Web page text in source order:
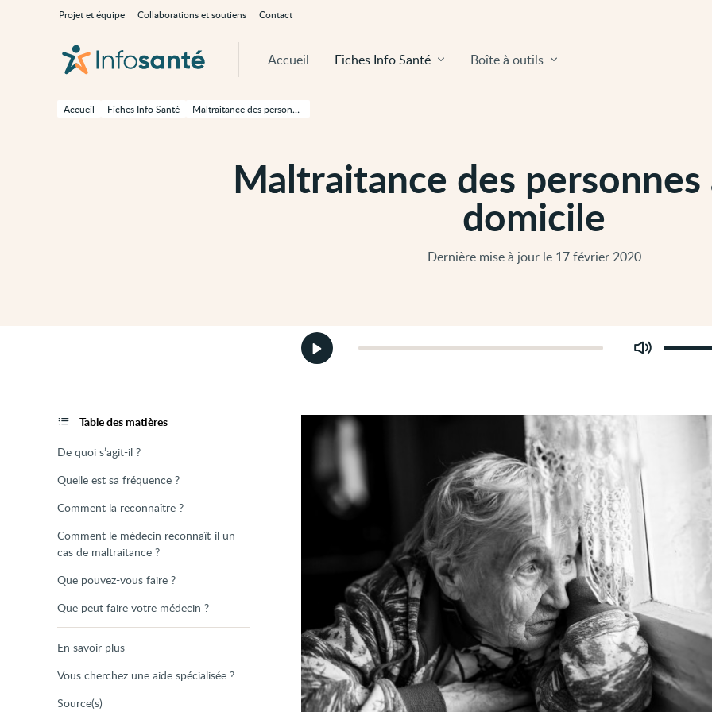
Maltraitance des personnes
domicile
Dernière mise à jour le 17 février 2020
Accueil Fiches Info Santé Maltraitance des personnes âgées à domicile
principale
Accueil Fiches Info Santé Boîte à outils
À
propos
Projet et équipe Collaborations et soutiens Contact
Démarrer
la
version
page
Modifier
volume
Table des matières
De quoi s’agit-il ?
Quelle est sa fréquence ?
Comment la reconnaître ?
Comment le médecin reconnaît-il un
cas de maltraitance ?
Que pouvez-vous faire ?
Que peut faire votre médecin ?
En savoir plus
Vous cherchez une aide spécialisée ?
Source(s)